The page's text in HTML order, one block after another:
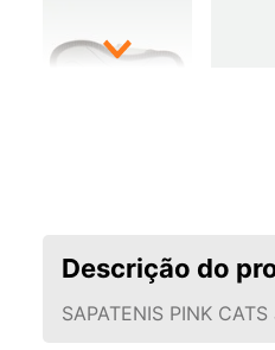
Descrição do
SAPATENIS PINK